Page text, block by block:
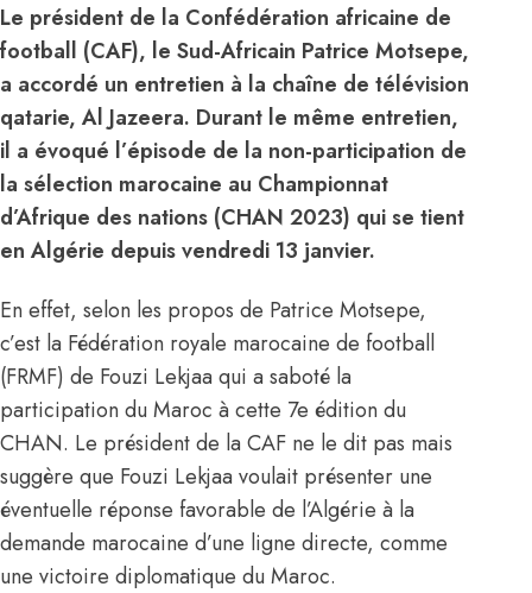
Le président de la Confédération africaine de
football (CAF), le Sud-Africain Patrice Motsepe,
a accordé un entretien à la chaîne de télévision
qatarie, Al Jazeera. Durant le même entretien,
il a évoqué l’épisode de la non-participation de
la sélection marocaine au Championnat
d’Afrique des nations (CHAN 2023) qui se tient
en Algérie depuis vendredi 13 janvier.
En effet, selon les propos de Patrice Motsepe,
c’est la Fédération royale marocaine de football
(FRMF) de Fouzi Lekjaa qui a saboté la
participation du Maroc à cette 7e édition du
CHAN. Le président de la CAF ne le dit pas mais
suggère que Fouzi Lekjaa voulait présenter une
éventuelle réponse favorable de l’Algérie à la
demande marocaine d’une ligne directe, comme
une victoire diplomatique du Maroc.